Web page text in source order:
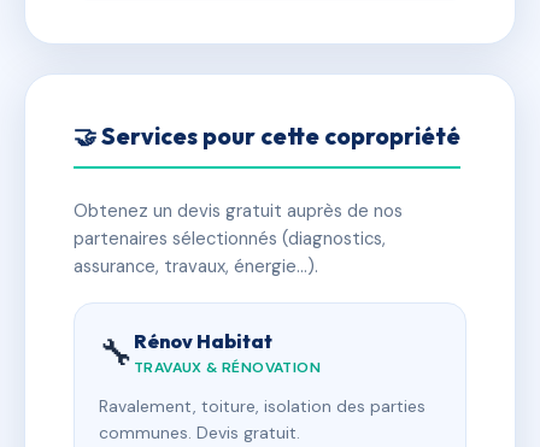
🤝 Services pour cette copropriété
Obtenez un devis gratuit auprès de nos
partenaires sélectionnés (diagnostics,
assurance, travaux, énergie…).
🔧 Rénov Habitat
TRAVAUX & RÉNOVATION
Ravalement, toiture, isolation des parties
communes. Devis gratuit.